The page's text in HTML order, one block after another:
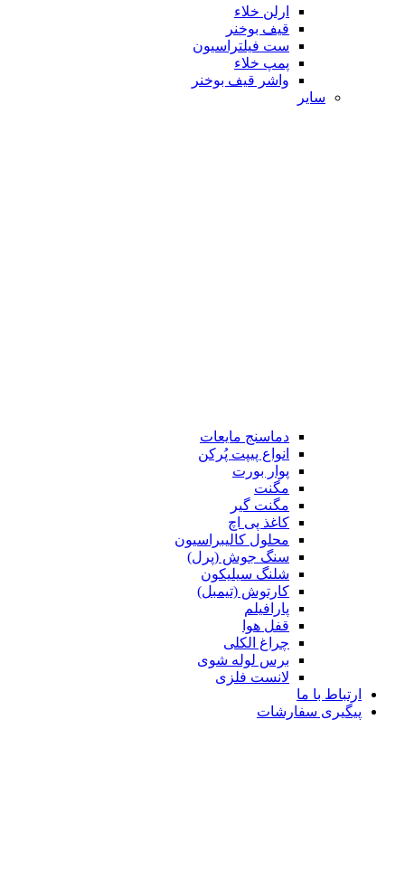
ارلن خلاء
قیف بوخنر
ست فیلتراسیون
پمپ خلاء
واشر قیف بوخنر
سایر
دماسنج مایعات
انواع پیپت پُرکن
پوار بورت
مگنت
مگنت گیر
کاغذ پی اچ
محلول کالیبراسیون
سنگ جوش (پرل)
شلنگ سیلیکون
کارتوش (تیمبل)
پارافیلم
قفل هوا
چراغ الکلی
برس لوله شوی
لانست فلزی
ارتباط با ما
پیگیری سفارشات